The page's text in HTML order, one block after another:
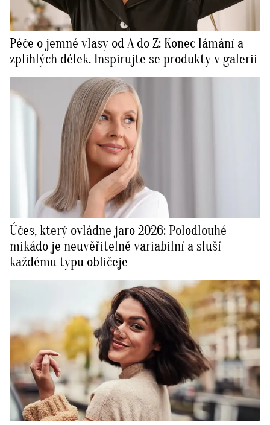
Péče o jemné vlasy od A do Z: Konec lámání a
zplihlých délek. Inspirujte se produkty v galerii
Účes, který ovládne jaro 2026: Polodlouhé
mikádo je neuvěřitelně variabilní a sluší
každému typu obličeje